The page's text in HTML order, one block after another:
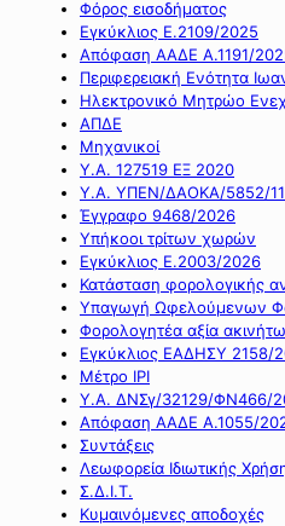
Φόρος εισοδήματος
Εγκύκλιος Ε.2109/2025
Απόφαση ΑΑΔΕ Α.1191/
Περιφερειακή Ενότητα
Ηλεκτρονικό Μητρώο
ΑΠΔΕ
Μηχανικοί
Υ.Α. 127519 ΕΞ 2020
Υ.Α. ΥΠΕΝ/ΔΑΟΚΑ/5852/
Έγγραφο 9468/2026
Υπήκοοι τρίτων χωρών
Εγκύκλιος Ε.2003/2026
Κατάσταση φορολογικής
Υπαγωγή Ωφελούμενων
Φορολογητέα αξία
Εγκύκλιος ΕΑΔΗΣΥ 2158/
Μέτρο IPI
Υ.Α. ΔΝΣγ/32129/ΦΝ466/
Απόφαση ΑΑΔΕ Α.1055/
Συντάξεις
Λεωφορεία Ιδιωτικής
Σ.Δ.Ι.Τ.
Κυμαινόμενες αποδοχές